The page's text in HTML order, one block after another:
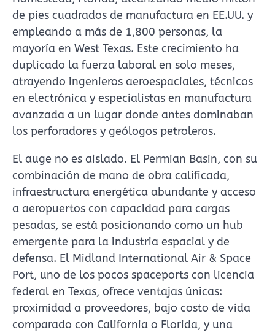
de pies cuadrados de manufactura en EE.UU. y
empleando a más de 1,800 personas, la
mayoría en West Texas. Este crecimiento ha
duplicado la fuerza laboral en solo meses,
atrayendo ingenieros aeroespaciales, técnicos
en electrónica y especialistas en manufactura
avanzada a un lugar donde antes dominaban
los perforadores y geólogos petroleros.
El auge no es aislado. El Permian Basin, con su
combinación de mano de obra calificada,
infraestructura energética abundante y acceso
a aeropuertos con capacidad para cargas
pesadas, se está posicionando como un hub
emergente para la industria espacial y de
defensa. El Midland International Air & Space
Port, uno de los pocos spaceports con licencia
federal en Texas, ofrece ventajas únicas:
proximidad a proveedores, bajo costo de vida
comparado con California o Florida, y una